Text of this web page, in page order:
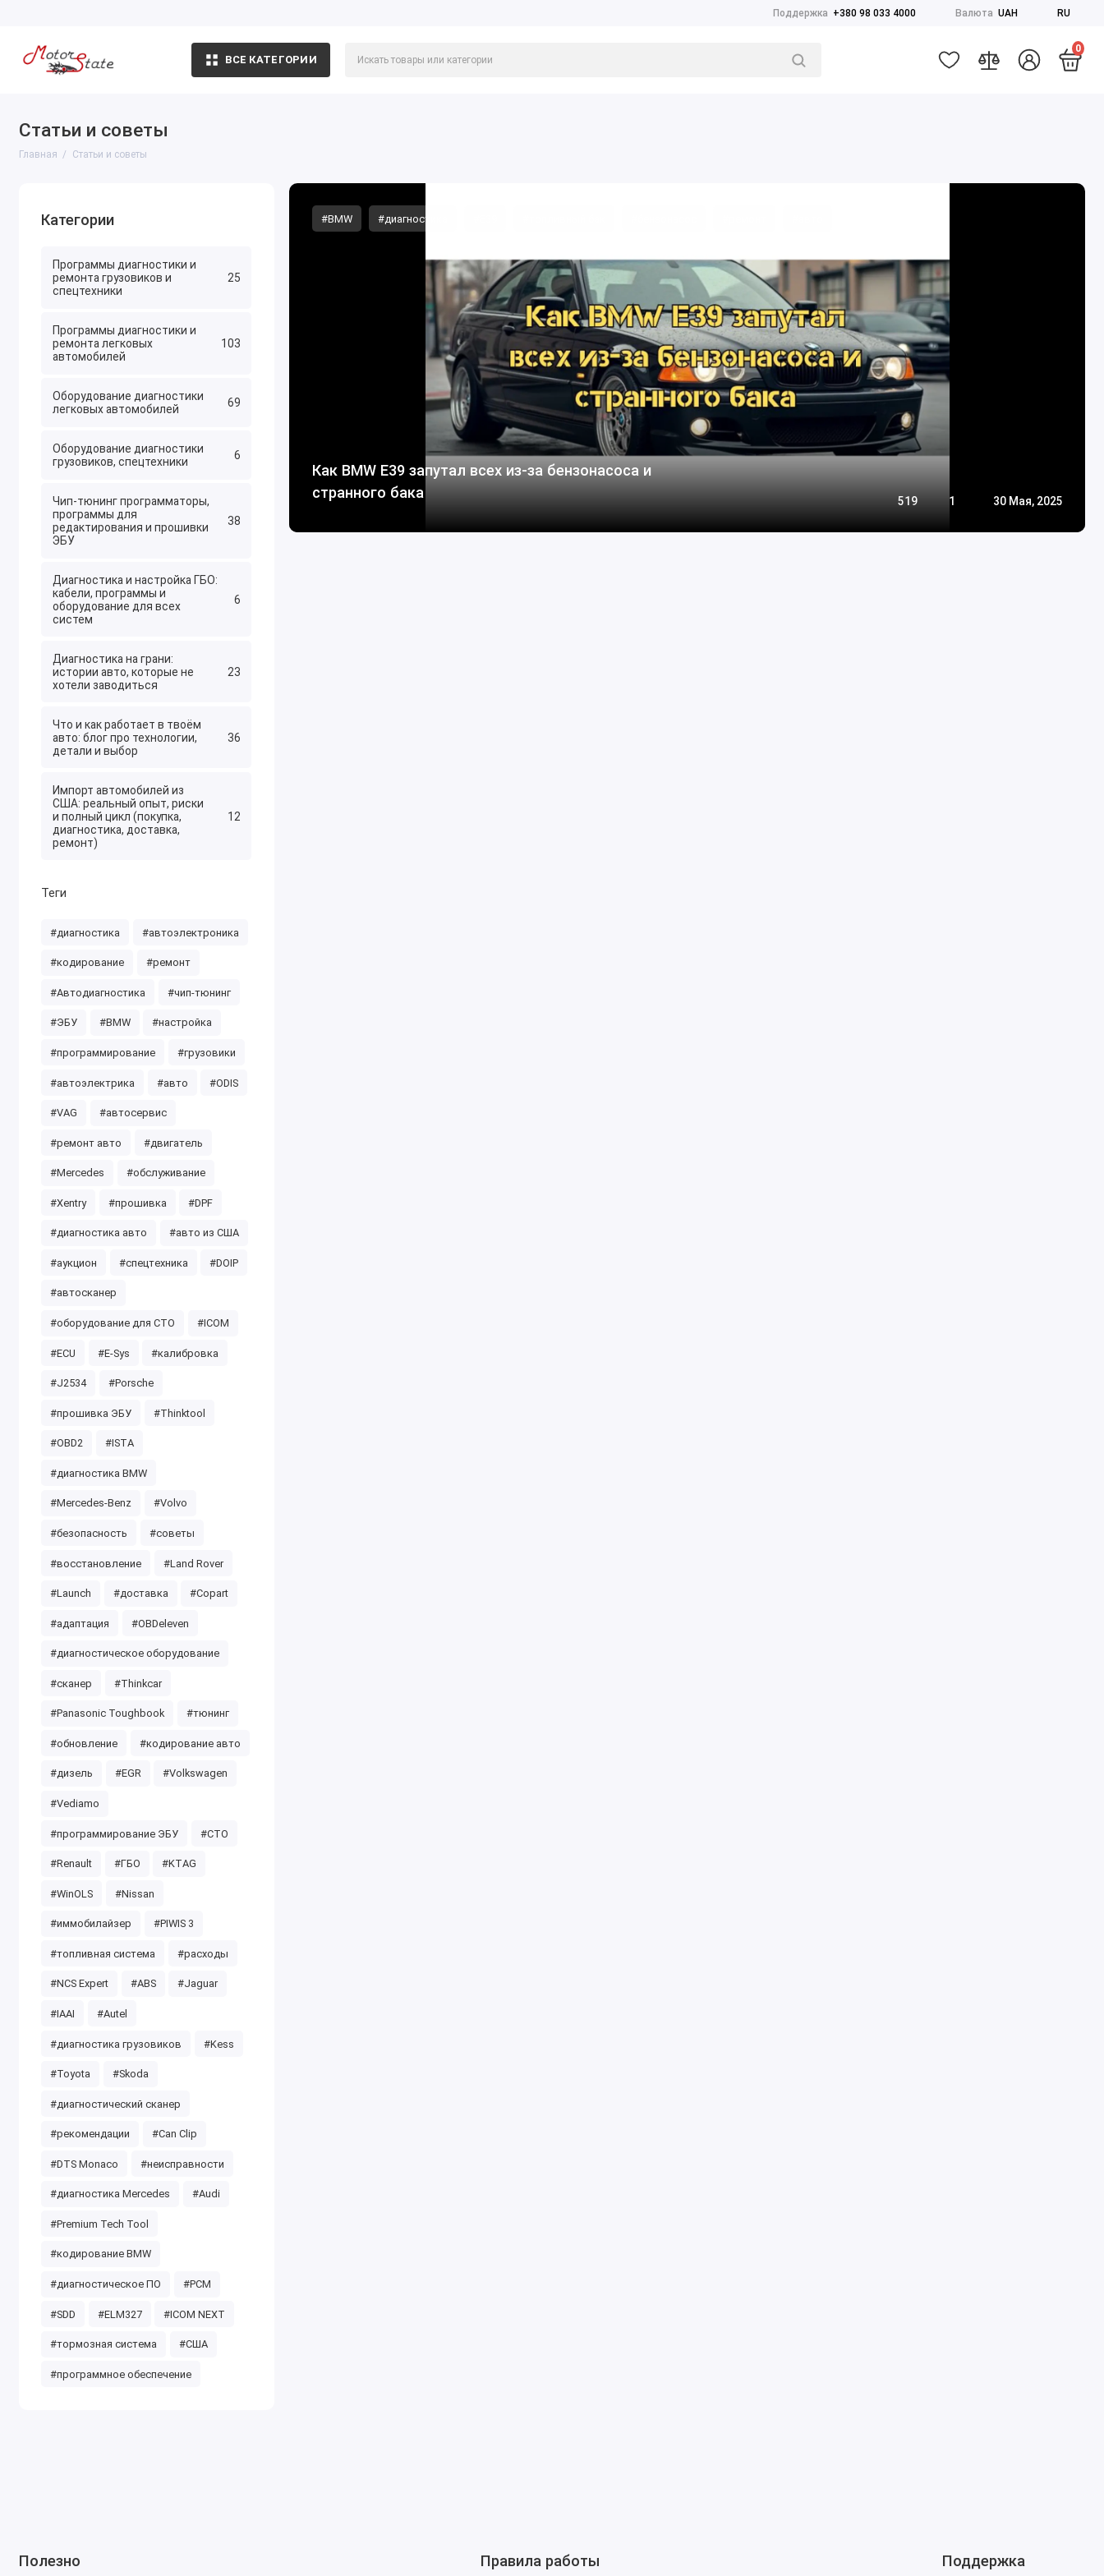
Поддержка +380 98 033 4000 Валюта UAH RU
ВСЕ КАТЕГОРИИ
0
Статьи и советы
Главная Статьи и советы
Категории
Программы диагностики и
ремонта грузовиков и
спецтехники
25
Программы диагностики и
ремонта легковых
автомобилей
103
Оборудование диагностики
легковых автомобилей
69
Оборудование диагностики
грузовиков, спецтехники
6
Чип-тюнинг программаторы,
программы для
редактирования и прошивки
ЭБУ
38
Диагностика и настройка ГБО:
кабели, программы и
оборудование для всех
систем
6
Диагностика на грани:
истории авто, которые не
хотели заводиться
23
Что и как работает в твоём
авто: блог про технологии,
детали и выбор
36
Импорт автомобилей из
США: реальный опыт, риски
и полный цикл (покупка,
диагностика, доставка,
ремонт)
12
Теги
#диагностика #автоэлектроника
#кодирование #ремонт
#Автодиагностика #чип-тюнинг
#ЭБУ #BMW #настройка
#программирование #грузовики
#автоэлектрика #авто #ODIS
#VAG #автосервис
#ремонт авто #двигатель
#Mercedes #обслуживание
#Xentry #прошивка #DPF
#диагностика авто #авто из США
#аукцион #спецтехника #DOIP
#автосканер
#оборудование для СТО #ICOM
#ECU #E-Sys #калибровка
#J2534 #Porsche
#прошивка ЭБУ #Thinktool
#OBD2 #ISTA
#диагностика BMW
#Mercedes-Benz #Volvo
#безопасность #советы
#восстановление #Land Rover
#Launch #доставка #Copart
#адаптация #OBDeleven
#диагностическое оборудование
#сканер #Thinkcar
#Panasonic Toughbook #тюнинг
#обновление #кодирование авто
#дизель #EGR #Volkswagen
#Vediamo
#программирование ЭБУ #СТО
#Renault #ГБО #KTAG
#WinOLS #Nissan
#иммобилайзер #PIWIS 3
#топливная система #расходы
#NCS Expert #ABS #Jaguar
#IAAI #Autel
#диагностика грузовиков #Kess
#Toyota #Skoda
#диагностический сканер
#рекомендации #Can Clip
#DTS Monaco #неисправности
#диагностика Mercedes #Audi
#Premium Tech Tool
#кодирование BMW
#диагностическое ПО #PCM
#SDD #ELM327 #ICOM NEXT
#тормозная система #США
#программное обеспечение
#BMW #диагностика
519 1 30 Мая, 2025
Как BMW E39 запутал всех из-за бензонасоса и
странного бака
Полезно Правила работы Поддержка